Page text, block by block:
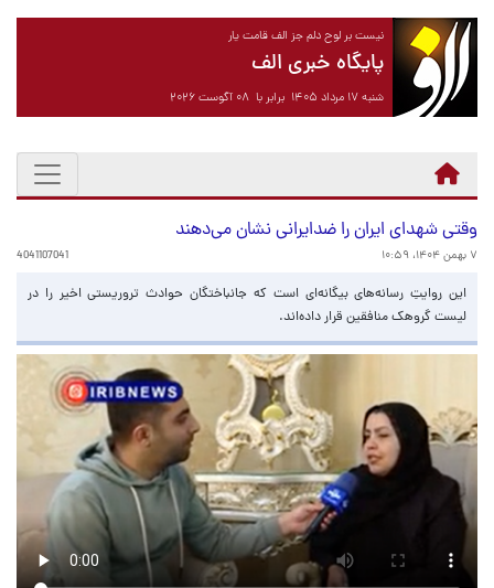
نیست بر لوح دلم جز الف قامت یار
پایگاه خبری الف
شنبه ۱۷ مرداد ۱۴۰۵ برابر با ۰۸ آگوست ۲۰۲۶
وقتی شهدای ایران را ضدایرانی نشان می‌دهند
۷ بهمن ۱۴۰۴، ۱۰:۵۹ 4041107041
این روایتِ رسانه‌های بیگانه‌ای است که جانباختگان حوادث تروریستی اخیر را در
لیست گروهک منافقین قرار داده‌اند.